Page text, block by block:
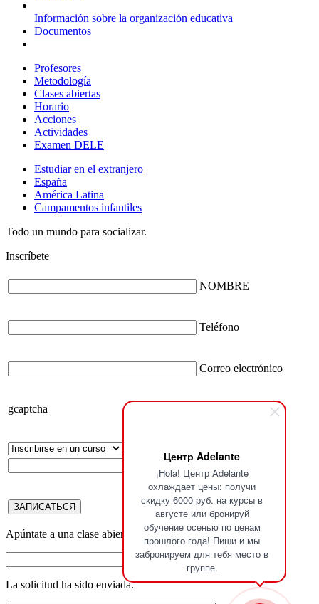
Центр Adelante
¡Hola! Центр Adelante
охлаждает цены: получи
скидку 6000 руб. на курсы в
августе или бронируй
обучение осенью по ценам
прошлого года! Пиши и мы
забронируем для тебя место в
группе.
Información sobre la organización educativa
Documentos
Profesores
Metodología
Clases abiertas
Horario
Acciones
Actividades
Examen DELE
Estudiar en el extranjero
España
América Latina
Campamentos infantiles
Todo un mundo para socializar.
Inscríbete
NOMBRE
Teléfono
Correo electrónico
gcaptcha
Apúntate a una clase abierta
La solicitud ha sido enviada.